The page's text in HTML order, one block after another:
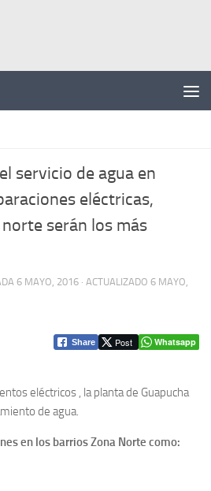
servicio de agua en
eléctricas,
serán los más
6 MAYO, 2016 · ACTUALIZADO 6 MAYO,
Share Post Whatsapp
eléctricos , la planta de Guapucha
de agua.
en los barrios Zona Norte como: